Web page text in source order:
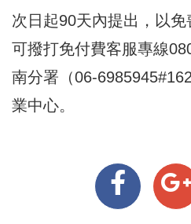
次日起90天內提出，以
可撥打免付費客服專線
南分署（06-
業中心。